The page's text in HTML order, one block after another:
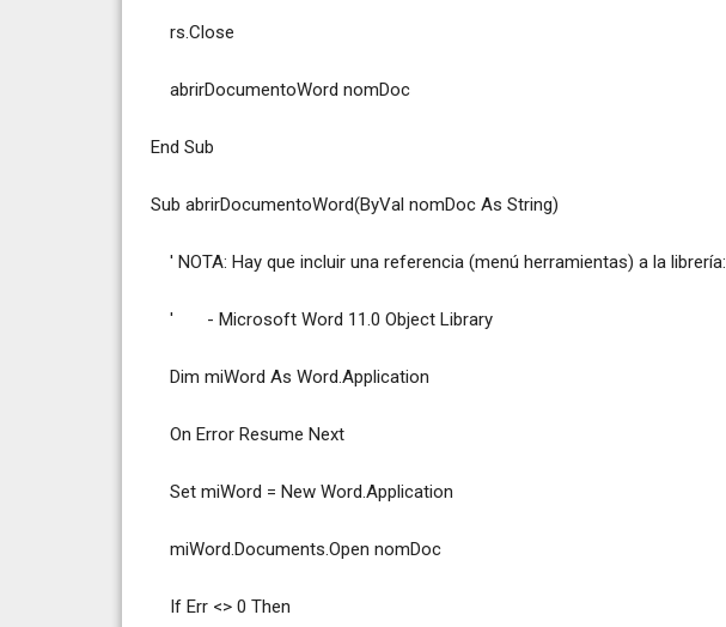
rs.Close
abrirDocumentoWord nomDoc
End Sub
Sub abrirDocumentoWord(ByVal nomDoc As String)
' NOTA: Hay que incluir una referencia (menú herramientas) a la librería:
' - Microsoft Word 11.0 Object Library
Dim miWord As Word.Application
On Error Resume Next
Set miWord = New Word.Application
miWord.Documents.Open nomDoc
If Err <> 0 Then